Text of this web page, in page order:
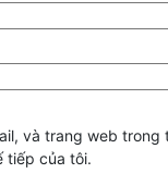
và trang web trong
tiếp của tôi.